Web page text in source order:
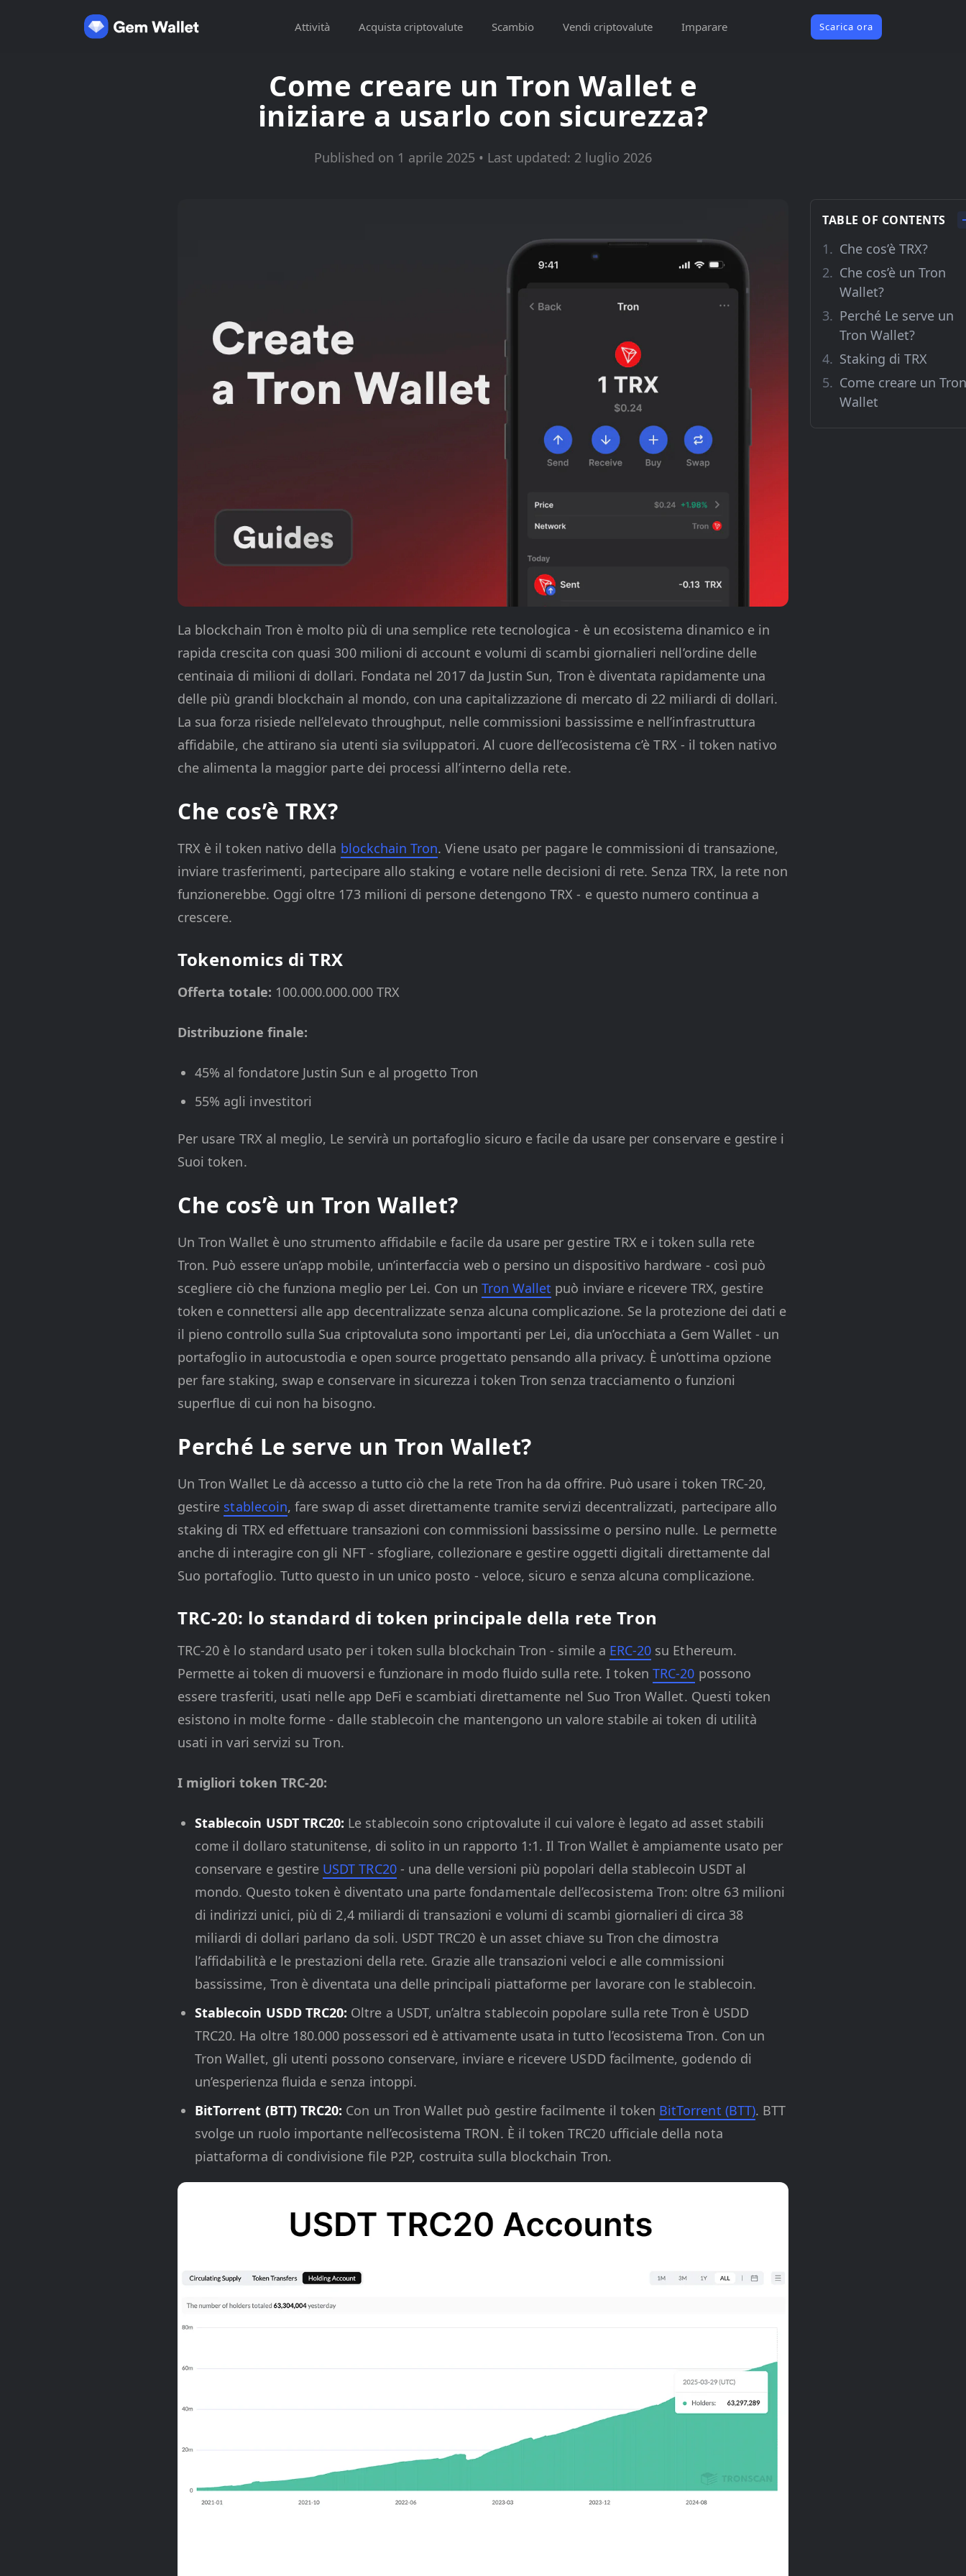
Attività Acquista criptovalute Scambio Vendi criptovalute Imparare Scarica ora
Come creare un Tron Wallet e
iniziare a usarlo con sicurezza?
Published on 1 aprile 2025 • Last updated: 2 luglio 2026
TABLE OF CONTENTS
Che cos’è TRX?
Che cos’è un Tron
Wallet?
Perché Le serve un
Tron Wallet?
Staking di TRX
Come creare un Tron
Wallet
La blockchain Tron è molto più di una semplice rete tecnologica - è un ecosistema dinamico e in
rapida crescita con quasi 300 milioni di account e volumi di scambi giornalieri nell’ordine delle
centinaia di milioni di dollari. Fondata nel 2017 da Justin Sun, Tron è diventata rapidamente una
delle più grandi blockchain al mondo, con una capitalizzazione di mercato di 22 miliardi di dollari.
La sua forza risiede nell’elevato throughput, nelle commissioni bassissime e nell’infrastruttura
affidabile, che attirano sia utenti sia sviluppatori. Al cuore dell’ecosistema c’è TRX - il token nativo
che alimenta la maggior parte dei processi all’interno della rete.
Che cos’è TRX?
TRX è il token nativo della blockchain Tron. Viene usato per pagare le commissioni di transazione,
inviare trasferimenti, partecipare allo staking e votare nelle decisioni di rete. Senza TRX, la rete non
funzionerebbe. Oggi oltre 173 milioni di persone detengono TRX - e questo numero continua a
crescere.
Tokenomics di TRX
Offerta totale: 100.000.000.000 TRX
Distribuzione finale:
45% al fondatore Justin Sun e al progetto Tron
55% agli investitori
Per usare TRX al meglio, Le servirà un portafoglio sicuro e facile da usare per conservare e gestire i
Suoi token.
Che cos’è un Tron Wallet?
Un Tron Wallet è uno strumento affidabile e facile da usare per gestire TRX e i token sulla rete
Tron. Può essere un’app mobile, un’interfaccia web o persino un dispositivo hardware - così può
scegliere ciò che funziona meglio per Lei. Con un Tron Wallet può inviare e ricevere TRX, gestire
token e connettersi alle app decentralizzate senza alcuna complicazione. Se la protezione dei dati e
il pieno controllo sulla Sua criptovaluta sono importanti per Lei, dia un’occhiata a Gem Wallet - un
portafoglio in autocustodia e open source progettato pensando alla privacy. È un’ottima opzione
per fare staking, swap e conservare in sicurezza i token Tron senza tracciamento o funzioni
superflue di cui non ha bisogno.
Perché Le serve un Tron Wallet?
Un Tron Wallet Le dà accesso a tutto ciò che la rete Tron ha da offrire. Può usare i token TRC-20,
gestire stablecoin, fare swap di asset direttamente tramite servizi decentralizzati, partecipare allo
staking di TRX ed effettuare transazioni con commissioni bassissime o persino nulle. Le permette
anche di interagire con gli NFT - sfogliare, collezionare e gestire oggetti digitali direttamente dal
Suo portafoglio. Tutto questo in un unico posto - veloce, sicuro e senza alcuna complicazione.
TRC-20: lo standard di token principale della rete Tron
TRC-20 è lo standard usato per i token sulla blockchain Tron - simile a ERC-20 su Ethereum.
Permette ai token di muoversi e funzionare in modo fluido sulla rete. I tokenTRC-20 possono
essere trasferiti, usati nelle app DeFi e scambiati direttamente nel Suo Tron Wallet. Questi token
esistono in molte forme - dalle stablecoin che mantengono un valore stabile ai token di utilità
usati in vari servizi su Tron.
I migliori token TRC-20:
Stablecoin USDT TRC20: Le stablecoin sono criptovalute il cui valore è legato ad asset stabili
come il dollaro statunitense, di solito in un rapporto 1:1. Il Tron Wallet è ampiamente usato per
conservare e gestire USDT TRC20- una delle versioni più popolari della stablecoin USDT al
mondo. Questo token è diventato una parte fondamentale dell’ecosistema Tron: oltre 63 milioni
di indirizzi unici, più di 2,4 miliardi di transazioni e volumi di scambi giornalieri di circa 38
miliardi di dollari parlano da soli. USDT TRC20 è un asset chiave su Tron che dimostra
l’affidabilità e le prestazioni della rete. Grazie alle transazioni veloci e alle commissioni
bassissime, Tron è diventata una delle principali piattaforme per lavorare con le stablecoin.
Stablecoin USDD TRC20: Oltre a USDT, un’altra stablecoin popolare sulla rete Tron è USDD
TRC20. Ha oltre 180.000 possessori ed è attivamente usata in tutto l’ecosistema Tron. Con un
Tron Wallet, gli utenti possono conservare, inviare e ricevere USDD facilmente, godendo di
un’esperienza fluida e senza intoppi.
BitTorrent (BTT) TRC20: Con un Tron Wallet può gestire facilmente il token BitTorrent (BTT). BTT
svolge un ruolo importante nell’ecosistema TRON. È il token TRC20 ufficiale della nota
piattaforma di condivisione file P2P, costruita sulla blockchain Tron.